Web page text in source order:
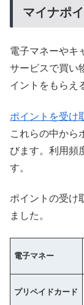
マイナポ
電子マネーやキ
サービスで買い
イントをもらえ
ポイントを受け
これらの中から
びます。利用頻
す。
ポイントの受け
ました。
電子マネー
プリペイドカード